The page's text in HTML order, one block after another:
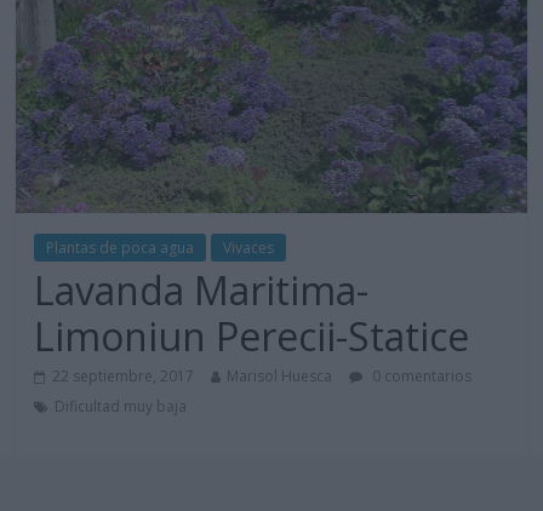
Plantas de poca agua Vivaces
Lavanda Maritima-
Limoniun Perecii-Statice
22 septiembre, 2017 Marisol Huesca
0 comentarios
Dificultad muy baja